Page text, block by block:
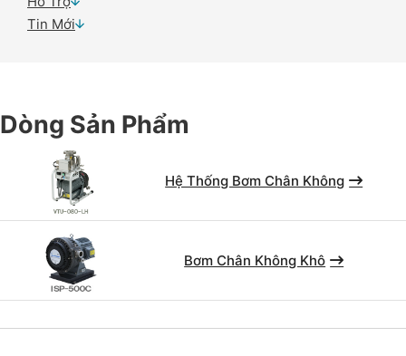
Tin Mới
Dòng Sản Phẩm
Hệ Thống Bơm Chân Không
Bơm Chân Không Khô